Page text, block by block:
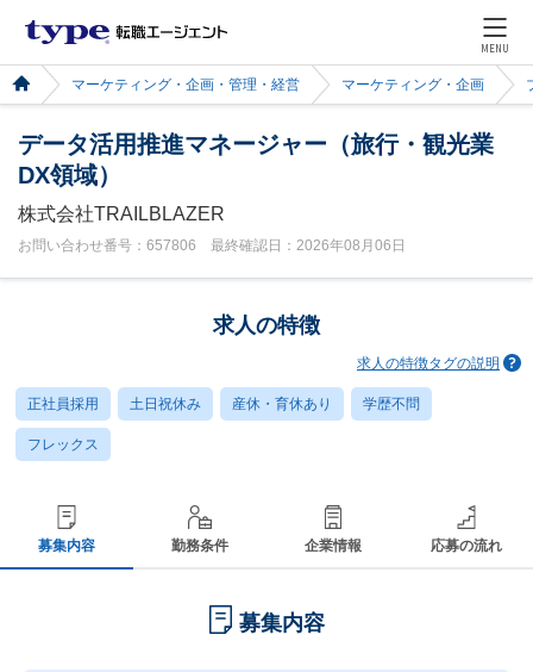
MENU
マーケティング・企画・管理・経営 マーケティング・企画
データ活用推進マネージャー（旅行・観光業
DX領域）
株式会社TRAILBLAZER
お問い合わせ番号：657806 最終確認日：2026年08月06日
求人の特徴
求人の特徴タグの説明
正社員採用 土日祝休み 産休・育休あり 学歴不問
フレックス
募集内容 勤務条件 企業情報 応募の流れ
募集内容